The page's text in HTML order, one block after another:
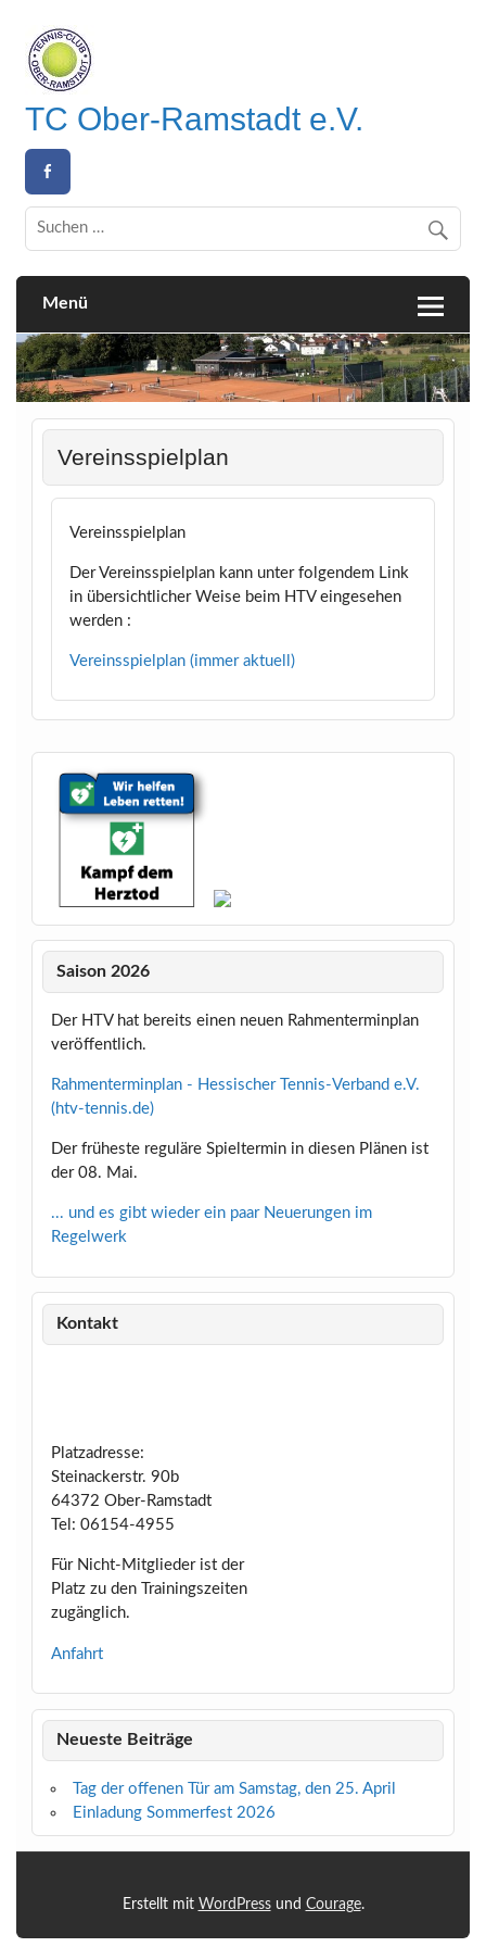
content
TC Ober-Ramstadt e.V.
Homepage des Tennis-Clubs Ober-Ramstadt e.V.
Menü
Vereinsspielplan
Vereinsspielplan
Der Vereinsspielplan kann unter folgendem Link
in übersichtlicher Weise beim HTV eingesehen
werden :
Vereinsspielplan (immer aktuell)
Saison 2026
Der HTV hat bereits einen neuen Rahmenterminplan
veröffentlich.
Rahmenterminplan - Hessischer Tennis-Verband e.V.
(htv-tennis.de)
Der früheste reguläre Spieltermin in diesen Plänen ist
der 08. Mai.
... und es gibt wieder ein paar Neuerungen im
Regelwerk
Kontakt
Platzadresse:
Steinackerstr. 90b
64372 Ober-Ramstadt
Tel: 06154-4955
Für Nicht-Mitglieder ist der
Platz zu den Trainingszeiten
zugänglich.
Anfahrt
Neueste Beiträge
Tag der offenen Tür am Samstag, den 25. April
Einladung Sommerfest 2026
Erstellt mit WordPressund Courage.